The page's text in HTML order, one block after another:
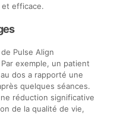
efficace.
Pulse Align
exemple, un patient
dos a rapporté une
quelques séances.
réduction significative
de la qualité de vie,